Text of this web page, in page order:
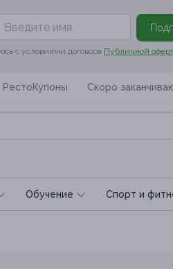
с условиями договора Публичной
РестоКупоны Скоро
Обучение Спoрт и